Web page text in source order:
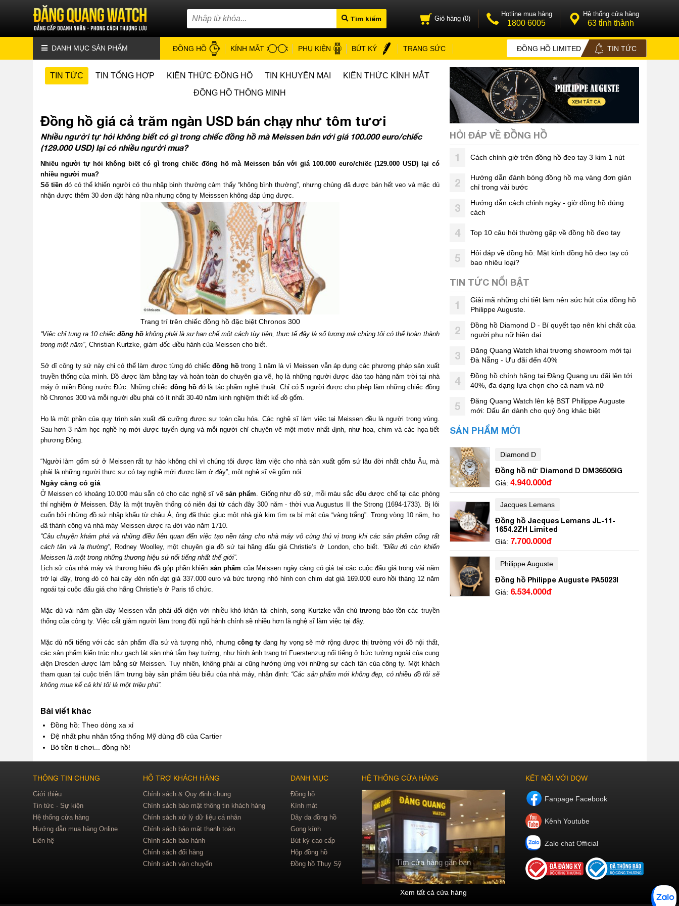
Tìm kiếm Giỏ hàng (0)
Hotline mua hàng
1800 6005
Hệ thống cửa hàng
63 tỉnh thành
DANH MỤC SẢN PHẨM ĐỒNG HỒ KÍNH MẮT PHỤ KIỆN BÚT KÝ TRANG SỨC ĐỒNG HỒ LIMITED TIN TỨC
TIN TỨC TIN TỔNG HỢP KIẾN THỨC ĐỒNG HỒ TIN KHUYẾN MẠI
KIẾN THỨC KÍNH MẮT
ĐỒNG HỒ THÔNG MINH
Đồng hồ giá cả trăm ngàn USD bán chạy như tôm tươi
Nhiều người tự hỏi không biết có gì trong chiếc đồng hồ mà Meissen bán với giá 100.000 euro/chiếc
(129.000 USD) lại có nhiều người mua?
Nhiều người tự hỏi không biết có gì trong chiếc đồng hồ mà Meissen bán với giá 100.000 euro/chiếc (129.000 USD) lại có
nhiều người mua?
Số tiềnđó có thể khiến người có thu nhập bình thường cảm thấy “không bình thường”, nhưng chúng đã được bán hết veo và mặc dù
nhận được thêm 30 đơn đặt hàng nữa nhưng công ty Meisssen không đáp ứng được.
Trang trí trên chiếc đồng hồ đặc biệt Chronos 300
“Việc chỉ tung ra 10 chiếc đồng hồkhông phải là sự hạn chế một cách tùy tiện, thực tế đây là số lượng mà chúng tôi có thể hoàn thành
trong một năm”, Christian Kurtzke, giám đốc điều hành của Meissen cho biết.
Sở dĩ công ty sứ này chỉ có thể làm được từng đó chiếcđồng hồtrong 1 năm là vì Meissen vẫn áp dụng các phương pháp sản xuất
truyền thống của mình. Đồ được làm bằng tay và hoàn toàn do chuyên gia vẽ, họ là những người được đào tạo hàng năm trời tại nhà
máy ở miền Đông nước Đức. Những chiếc đồng hồđó là tác phẩm nghệ thuật. Chỉ có 5 người được cho phép làm những chiếc đồng
hồ Chronos 300 và mỗi người đều phải có ít nhất 30-40 năm kinh nghiệm thiết kế đồ gốm.
Họ là một phần của quy trình sản xuất đã cưỡng được sự toàn cầu hóa. Các nghệ sĩ làm việc tại Meissen đều là người trong vùng.
Sau hơn 3 năm học nghề họ mới được tuyển dụng và mỗi người chỉ chuyên vẽ một motiv nhất định, như hoa, chim và các họa tiết
phương Đông.
“Người làm gốm sứ ở Meissen rất tự hào không chỉ vì chúng tôi được làm việc cho nhà sản xuất gốm sứ lâu đời nhất châu Âu, mà
phải là những người thực sự có tay nghề mới được làm ở đây”, một nghệ sĩ vẽ gốm nói.
Ngày càng có giá
Ở Meissen có khoảng 10.000 màu sẵn có cho các nghệ sĩ vẽ sản phẩm. Giống như đồ sứ, mỗi màu sắc đều được chế tại các phòng
thí nghiệm ở Meissen. Đây là một truyền thống có niên đại từ cách đây 300 năm - thời vua Augustus II the Strong (1694-1733). Bị lôi
cuốn bởi những đồ sứ nhập khẩu từ châu Á, ông đã thúc giục một nhà giả kim tìm ra bí mật của “vàng trắng”. Trong vòng 10 năm, họ
đã thành công và nhà máy Meissen được ra đời vào năm 1710.
“Câu chuyện khám phá và những điều liên quan đến việc tạo nền tảng cho nhà máy vô cùng thú vị trong khi các sản phẩm cũng rất
cách tân và lạ thường”,
Rodney Woolley, một chuyên gia đồ sứ tại hãng đấu giá Christie’s ở London, cho biết. “Điều đó còn khiến
Meissen là một trong những thương hiệu sứ nổi tiếng nhất thế giới”.
Lịch sử của nhà máy và thương hiệu đã góp phần khiến sản phẩm của Meissen ngày càng có giá tại các cuộc đấu giá trong vài năm
trở lại đây, trong đó có hai cây đèn nến đạt giá 337.000 euro và bức tượng nhỏ hình con chim đạt giá 169.000 euro hồi tháng 12 năm
ngoái tại cuộc đấu giá cho hãng Christie’s ở Paris tổ chức.
Mặc dù vài năm gần đây Meissen vẫn phải đối diện với nhiều khó khăn tài chính, song Kurtzke vẫn chủ trương bảo tồn các truyền
thống của công ty. Việc cắt giảm người làm trong đội ngũ hành chính sẽ nhiều hơn là nghệ sĩ làm việc tại đây.
Mặc dù nổi tiếng với các sản phẩm đĩa sứ và tượng nhỏ, nhưng công tyđang hy vọng sẽ mở rộng được thị trường với đồ nội thất,
các sản phẩm kiến trúc như gạch lát sàn nhà tắm hay tường, như hình ảnh trang trí Fuerstenzug nổi tiếng ở bức tường ngoài của cung
điện Dresden được làm bằng sứ Meissen. Tuy nhiên, không phải ai cũng hưởng ứng với những sự cách tân của công ty. Một khách
tham quan tại cuộc triển lãm trưng bày sản phẩm tiêu biểu của nhà máy, nhận định: “Các sản phẩm mới không đẹp, có nhiều đồ tôi sẽ
không mua kể cả khi tôi là một triệu phú”.
Bài viết khác
Đồng hồ: Theo dòng xa xỉ
Đệ nhất phu nhân tổng thống Mỹ dùng đồ của Cartier
Bỏ tiền tỉ chơi... đồng hồ!
HỎI ĐÁP VỀ ĐỒNG HỒ
1 Cách chỉnh giờ trên đồng hồ đeo tay 3 kim 1 nút
2
Hướng dẫn đánh bóng đồng hồ mạ vàng đơn giản
chỉ trong vài bước
3
Hướng dẫn cách chỉnh ngày - giờ đồng hồ đúng
cách
4 Top 10 câu hỏi thường gặp về đồng hồ đeo tay
5
Hỏi đáp về đồng hồ: Mặt kính đồng hồ đeo tay có
bao nhiêu loại?
TIN TỨC NỔI BẬT
1
Giải mã những chi tiết làm nên sức hút của đồng hồ
Philippe Auguste.
2
Đồng hồ Diamond D - Bí quyết tạo nên khí chất của
người phụ nữ hiện đại
3
Đăng Quang Watch khai trương showroom mới tại
Đà Nẵng - Ưu đãi đến 40%
4
Đồng hồ chính hãng tại Đăng Quang ưu đãi lên tới
40%, đa dạng lựa chọn cho cả nam và nữ
5
Đăng Quang Watch lên kệ BST Philippe Auguste
mới: Dấu ấn dành cho quý ông khác biệt
SẢN PHẨM MỚI
Diamond D
Đồng hồ nữ Diamond D DM36505IG
Giá: 4.940.000đ
Jacques Lemans
Đồng hồ Jacques Lemans JL-11-
1654.2ZH Limited
Giá: 7.700.000đ
Philippe Auguste
Đồng hồ Philippe Auguste PA5023I
Giá: 6.534.000đ
THÔNG TIN CHUNG
Giới thiệu
Tin tức - Sự kiện
Hệ thống cửa hàng
Hướng dẫn mua hàng Online
Liên hệ
HỖ TRỢ KHÁCH HÀNG
Chính sách & Quy định chung
Chính sách bảo mật thông tin khách hàng
Chính sách xử lý dữ liệu cá nhân
Chính sách bảo mật thanh toán
Chính sách bảo hành
Chính sách đổi hàng
Chính sách vận chuyển
DANH MỤC
Đồng hồ
Kính mát
Dây da đồng hồ
Gọng kính
Bút ký cao cấp
Hộp đồng hồ
Đồng hồ Thụy Sỹ
HỆ THỐNG CỬA HÀNG
Tìm cửa hàng gần bạn
Xem tất cả cửa hàng
KẾT NỐI VỚI DQW
Fanpage Facebook
Kênh Youtube
Zalo chat Official